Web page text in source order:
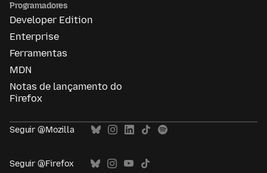
Programadores
Developer Edition
Enterprise
Ferramentas
MDN
Notas de lançamento do
Firefox
Seguir @Mozilla
Seguir @Firefox